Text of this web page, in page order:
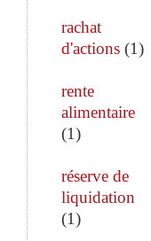
rachat
d'actions (1)
rente
alimentaire
(1)
réserve de
liquidation
(1)